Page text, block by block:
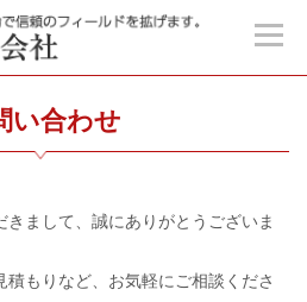
い合わせ
まして、誠にありがとうございま
積もりなど、お気軽にご相談くださ